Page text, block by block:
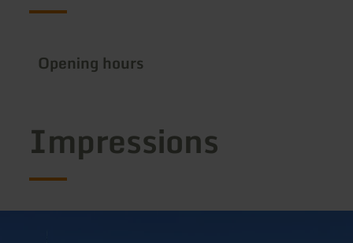
Opening hours
Impressions